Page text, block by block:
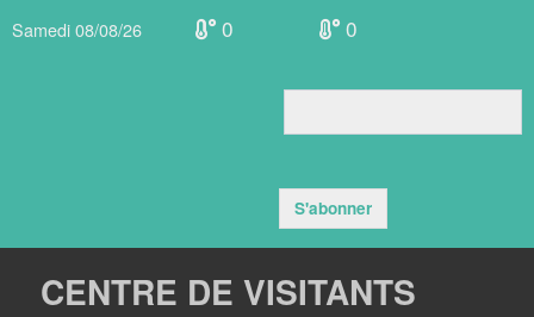
Samedi 08/08/26 0 0
S'abonner
CENTRE DE VISITANTS